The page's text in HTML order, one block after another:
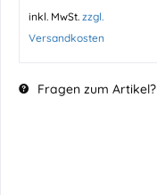
inkl. MwSt. zzgl.
Versandkosten
Fragen zum Artikel?